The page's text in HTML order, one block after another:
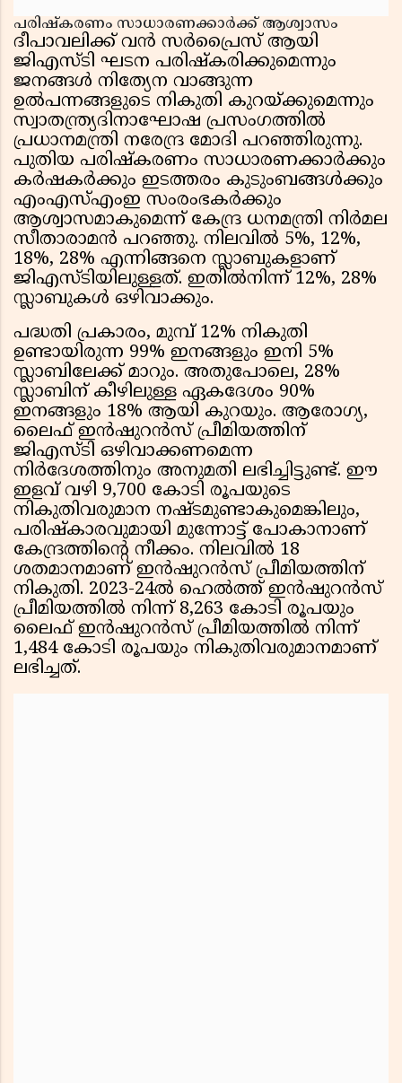
പരിഷ്കരണം സാധാരണക്കാർക്ക് ആശ്വാസം
ദീപാവലിക്ക് വൻ സർപ്രൈസ് ആയി
ജിഎസ്‌ടി ഘടന പരിഷ്കരിക്കുമെന്നും
ജനങ്ങൾ നിത്യേന വാങ്ങുന്ന
ഉൽപന്നങ്ങളുടെ നികുതി കുറയ്ക്കുമെന്നും
സ്വാതന്ത്ര്യദിനാഘോഷ പ്രസംഗത്തിൽ
പ്രധാനമന്ത്രി നരേന്ദ്ര മോദി പറഞ്ഞിരുന്നു.
പുതിയ പരിഷ്‌കരണം സാധാരണക്കാർക്കും
കർഷകർക്കും ഇടത്തരം കുടുംബങ്ങൾക്കും
എംഎസ്എംഇ സംരംഭകർക്കും
ആശ്വാസമാകുമെന്ന് കേന്ദ്ര ധനമന്ത്രി നിർമല
സീതാരാമൻ പറഞ്ഞു. നിലവിൽ 5%, 12%,
18%, 28% എന്നിങ്ങനെ സ്ലാബുകളാണ്
ജിഎസ്ട‌ിയിലുള്ളത്. ഇതിൽനിന്ന് 12%, 28%
സ്ലാബുകൾ ഒഴിവാക്കും.
പദ്ധതി പ്രകാരം, മുമ്പ് 12% നികുതി
ഉണ്ടായിരുന്ന 99% ഇനങ്ങളും ഇനി 5%
സ്ലാബിലേക്ക് മാറും. അതുപോലെ, 28%
സ്ലാബിന് കീഴിലുള്ള ഏകദേശം 90%
ഇനങ്ങളും 18% ആയി കുറയും. ആരോഗ്യ,
ലൈഫ് ഇൻഷുറൻസ് പ്രീമിയത്തിന്
ജിഎസ്ട‌ി ഒഴിവാക്കണമെന്ന
നിർദേശത്തിനും അനുമതി ലഭിച്ചിട്ടുണ്ട്. ഈ
ഇളവ് വഴി 9,700 കോടി രൂപയുടെ
നികുതിവരുമാന നഷ്ടമുണ്ടാകുമെങ്കിലും,
പരിഷ്‌കാരവുമായി മുന്നോട്ട് പോകാനാണ്
കേന്ദ്രത്തിൻ്റെ നീക്കം. നിലവിൽ 18
ശതമാനമാണ് ഇൻഷുറൻസ് പ്രീമിയത്തിന്
നികുതി. 2023-24ൽ ഹെൽത്ത് ഇൻഷുറൻസ്
പ്രീമിയത്തിൽ നിന്ന് 8,263 കോടി രൂപയും
ലൈഫ് ഇൻഷുറൻസ് പ്രീമിയത്തിൽ നിന്ന്
1,484 കോടി രൂപയും നികുതിവരുമാനമാണ്
ലഭിച്ചത്.